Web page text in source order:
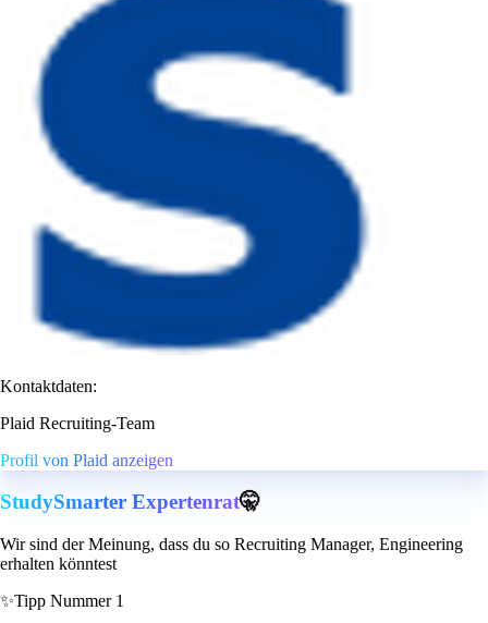
Kontaktdaten:
Plaid Recruiting-Team
Profil von Plaid anzeigen
StudySmarter Expertenrat🤫
Wir sind der Meinung, dass du so Recruiting Manager, Engineering
erhalten könntest
✨Tipp Nummer 1